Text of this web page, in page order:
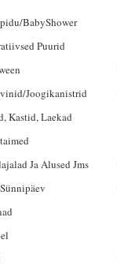
BabyShower
Puurid
joogikanistrid
Kastid, Laekad
Ja Alused Jms